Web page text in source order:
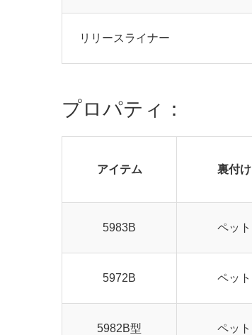
リリースライナー
プロパティ：
アイテム 裏付け
5983B ペット
5972B ペット
5982B型 ペット